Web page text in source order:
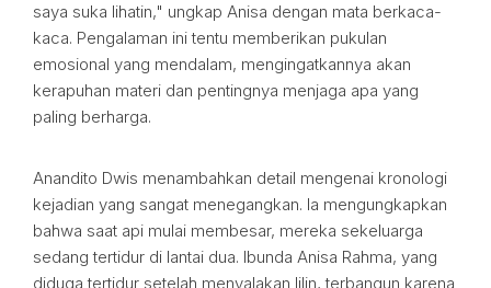
saya suka lihatin," ungkap Anisa dengan mata berkaca-
kaca. Pengalaman ini tentu memberikan pukulan
emosional yang mendalam, mengingatkannya akan
kerapuhan materi dan pentingnya menjaga apa yang
paling berharga.
Anandito Dwis menambahkan detail mengenai kronologi
kejadian yang sangat menegangkan. Ia mengungkapkan
bahwa saat api mulai membesar, mereka sekeluarga
sedang tertidur di lantai dua. Ibunda Anisa Rahma, yang
diduga tertidur setelah menyalakan lilin, terbangun karena